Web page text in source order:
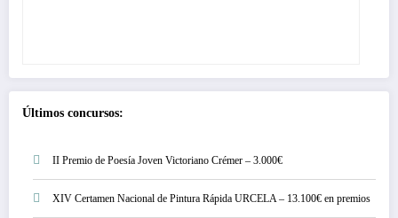
Últimos concursos:
II Premio de Poesía Joven Victoriano Crémer – 3.000€
XIV Certamen Nacional de Pintura Rápida URCELA – 13.100€ en premios